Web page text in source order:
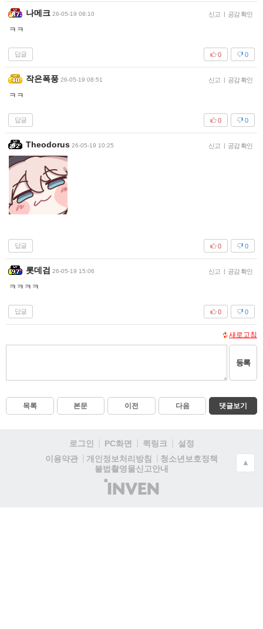
나메크 26-05-19 08:10 신고 | 공감 확인
ㅋㅋ
답글 0
0
작은폭풍 26-05-19 08:51 신고 | 공감 확인
ㅋㅋ
답글 0
0
Theodorus 26-05-19 10:25 신고 | 공감 확인
답글 0
0
롯데검 26-05-19 15:06 신고 | 공감 확인
ㅋㅋㅋㅋ
답글 0
0
새로고침
등록
목록 본문 이전 다음 댓글보기
로그인 PC화면 퀵링크
설정
이용약관
개인정보처리방침
청소년보호정책
불법촬영물신고안내
(주)
인
▲